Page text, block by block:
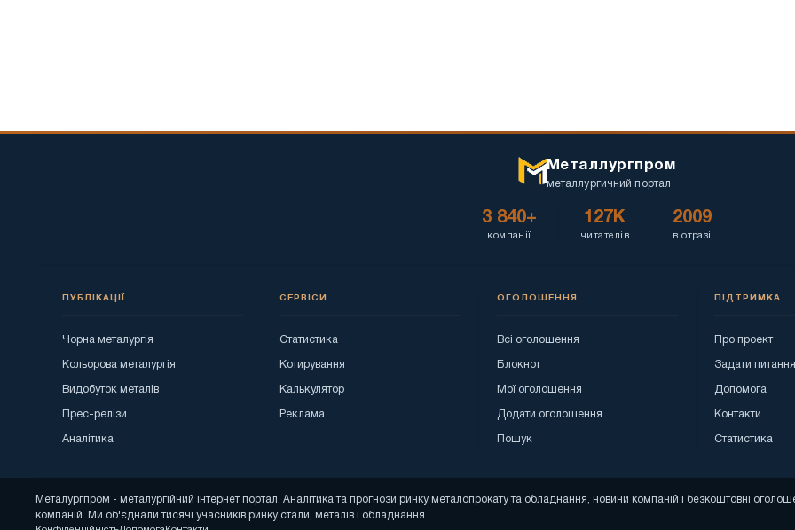
Металлургпром
металлургичний портал
3 840+
компанії
127K
читателів
2009
в отразі
ПУБЛІКАЦІЇ
Чорна металургія
Кольорова металургія
Видобуток металів
Прес-релізи
Аналітика
СЕРВІСИ
Статистика
Котирування
Калькулятор
Реклама
ОГОЛОШЕННЯ
Всі оголошення
Блокнот
Мої оголошення
Додати оголошення
Пошук
ПІДТРИМКА
Про проект
Задати питання
Допомога
Контакти
Статистика
Металургпром - металургійний інтернет портал. Аналітика та прогнози ринку металопрокату та обладнання, новини компаній і безкоштовні
компаній. Ми об'єднали тисячі учасників ринку стали, металів і обладнання.